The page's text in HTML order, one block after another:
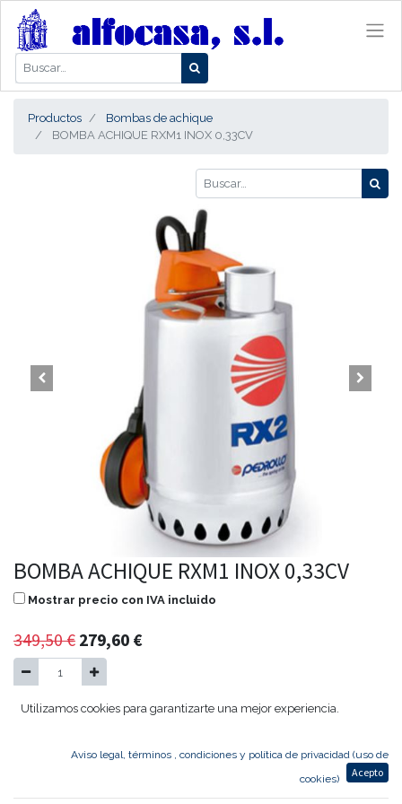
Productos
Bombas de achique
BOMBA ACHIQUE RXM1 INOX 0,33CV
BOMBA ACHIQUE RXM1 INOX 0,33CV
Mostrar precio con IVA incluido
349,50€ 279,60 €
Agregar al carrito
Utilizamos cookies para garantizarte una mejor experiencia.
Aviso legal, términos , condiciones y política de privacidad (uso de
cookies)
Acepto